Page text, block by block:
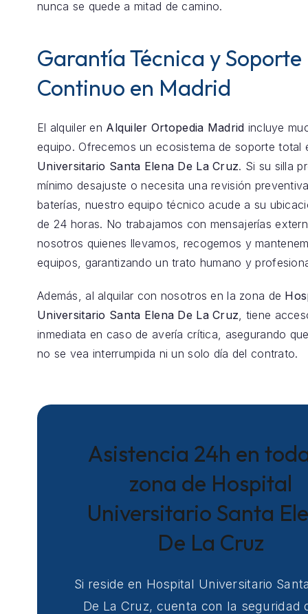
nunca se quede a mitad de camino.
Garantía Técnica y Soporte
Continuo en Madrid
El alquiler en Alquiler Ortopedia Madrid incluye
equipo. Ofrecemos un ecosistema de soporte total
Universitario Santa Elena De La Cruz. Si su silla
mínimo desajuste o necesita una revisión
baterías, nuestro equipo técnico acude a su
de 24 horas. No trabajamos con mensajerías
nosotros quienes llevamos, recogemos y
equipos, garantizando un trato humano y
Además, al alquilar con nosotros en la zona de
Universitario Santa Elena De La Cruz, tiene
inmediata en caso de avería crítica, asegurando
no se vea interrumpida ni un solo día del contrato.
Asistencia 24h en
zona de Hospital
Universitario Santa
De La Cruz
Si reside en Hospital Universitario
De La Cruz, cuenta con la seguridad